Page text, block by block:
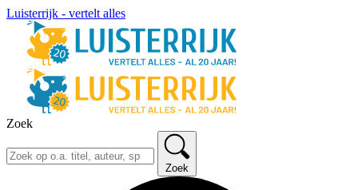
Luisterrijk - vertelt alles
Zoek
Zoek